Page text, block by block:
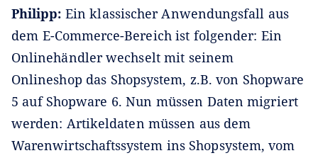
Philipp: Ein klassischer Anwendungsfall aus
dem E-Commerce-Bereich ist folgender: Ein
Onlinehändler wechselt mit seinem
Onlineshop das Shopsystem, z.B. von Shopware
5 auf Shopware 6. Nun müssen Daten migriert
werden: Artikeldaten müssen aus dem
Warenwirtschaftssystem ins Shopsystem, vom